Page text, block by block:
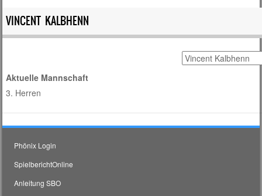
VINCENT KALBHENN
Aktuelle Mannschaft
3. Herren
Phönix Login
SpielberichtOnline
Anleitung SBO